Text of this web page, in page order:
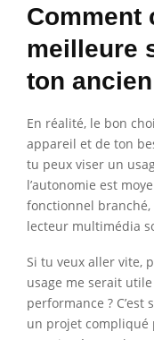
Comment
meilleure
ton
En réalité, le bon
appareil et de ton
tu peux viser un
l’autonomie est
fonctionnel
lecteur multimédia
Si tu veux aller vite,
usage me serait
performance ?
un projet compliqué